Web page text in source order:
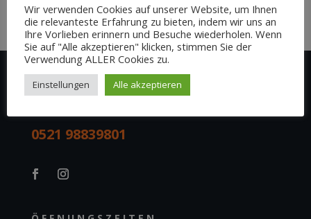
0521 98839801
Wir verwenden Cookies auf unserer Website, um Ihnen
die relevanteste Erfahrung zu bieten, indem wir uns an
Ihre Vorlieben erinnern und Besuche wiederholen. Wenn
Sie auf "Alle akzeptieren" klicken, stimmen Sie der
Verwendung ALLER Cookies zu.
Einstellungen Alle akzeptieren